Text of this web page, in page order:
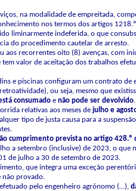
na modalidade de empreitada,
nos termos dos artigos
liminarmente indeferida, o que
do procedimento cautelar de arresto.
aos recorrentes oito (8) avenças, com
valor de aceitação dos trabalhos
e piscinas configuram um contrato
ou seja, mesmo que
consumado e não pode ser devolvido.
relativas aos meses de julho e
tipo de justa causa para a
cumprimento prevista no artigo 428.º
a setembro (inclusive) de 2023, o
de julho a 30 de setembro de 2023.
que integra uma exceção
não provado.
pelo engenheiro agrónomo (…),